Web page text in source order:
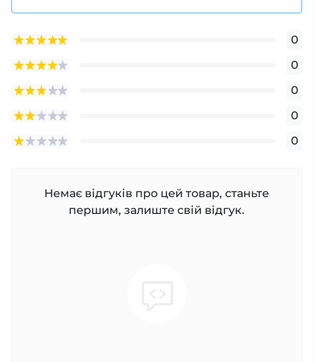
0
0
0
0
0
Немає відгуків про цей товар, станьте
першим, залиште свій відгук.